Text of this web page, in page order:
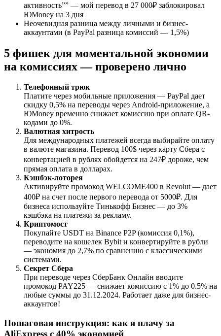
активность”” — мой перевод в 27 000₽ заблокировал
ЮMoney на 3 дня
Неочевидная разница между личными и бизнес-
аккаунтами (в PayPal разница комиссий — 1,5%)
5 фишек для моментальной экономии
на комиссиях — проверено лично
Телефонный трюк
Платите через мобильные приложения — PayPal дает
скидку 0,5% на переводы через Android-приложение, а
ЮMoney временно снижает комиссию при оплате QR-
кодами до 0%.
Валютная хитрость
Для международных платежей всегда выбирайте оплату
в валюте магазина. Перевод 100$ через карту Сбера с
конвертацией в рублях обойдется на 247₽ дороже, чем
прямая оплата в долларах.
Кэшбэк-лоторея
Активируйте промокод WELCOME400 в Revolut — дает
400₽ на счет после первого перевода от 5000₽. Для
бизнеса используйте Тинькофф Бизнес — до 3%
кэшбэка на платежи за рекламу.
Криптомост
Покупайте USDT на Binance P2P (комиссия 0,1%),
переводите на кошелек Bybit и конвертируйте в рубли
— экономия до 2,7% по сравнению с классическими
системами.
Секрет Сбера
При переводе через СберБанк Онлайн вводите
промокод PAY225 — снижает комиссию с 1% до 0.5% на
любые суммы до 31.12.2024. Работает даже для бизнес-
аккаунтов!
Пошаговая инструкция: как я плачу за
AliExpress с 40% экономией